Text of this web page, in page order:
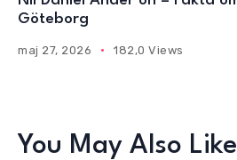
Göteborg
maj 27, 2026 182,0 Views
You May Also Like